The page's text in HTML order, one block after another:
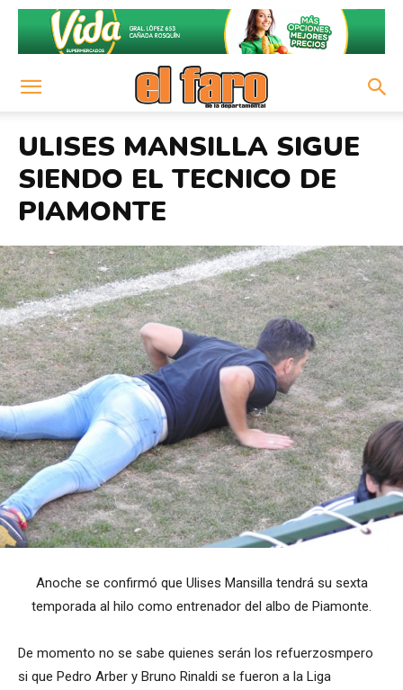
ULISES MANSILLA SIGUE
SIENDO EL TECNICO DE
PIAMONTE
Anoche se confirmó que Ulises Mansilla tendrá su sexta
temporada al hilo como entrenador del albo de Piamonte.
De momento no se sabe quienes serán los refuerzosmpero
si que Pedro Arber y Bruno Rinaldi se fueron a la Liga